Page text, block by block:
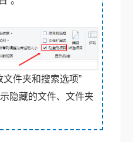
文件夹和搜索选项”
隐藏的文件、文件夹